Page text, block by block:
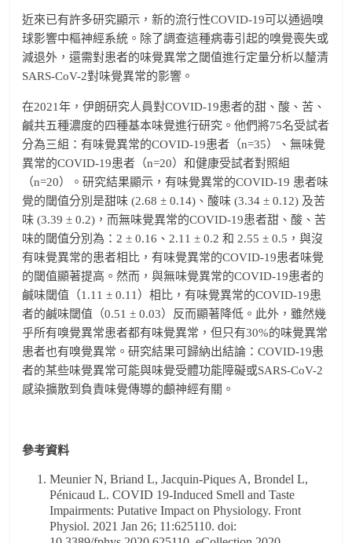
近來已有許多研究顯示，新的流行性COVID-19可以通過嗅
球影響中樞神經系統。除了調查這種病毒引起的嗅覺喪失或
減退外，還需對患者的味覺異常之閾值進行定量分析以釐清
SARS-CoV-2對味覺異常的影響。
在2021年，伊朗研究人員對COVID-19患者的甜、酸、苦、
鹹共五種濃度的四種基本味覺進行研究。他們將75名受試者
分為三組：有味覺異常的COVID-19患者（n=35）、無味覺
異常的COVID-19患者（n=20）和健康受試者對照組
（n=20）。研究結果顯示，有味覺異常的COVID-19 患者味
覺的閾值分別是甜味 (2.68 ± 0.14)、酸味 (3.34 ± 0.12) 及苦
味 (3.39 ± 0.2)，而無味覺異常的COVID-19患者甜、酸、苦
味的閾值分別為：2 ± 0.16、2.11 ± 0.2 和 2.55 ± 0.5，與沒
有味覺異常的患者相比，有味覺異常的COVID-19患者味覺
的閾值顯著提高。然而，與無味覺異常的COVID-19患者的
鹹味閾值（1.11 ± 0.11）相比，有味覺異常的COVID-19患
者的鹹味閾值（0.51 ± 0.03）反而顯著降低。此外，雖然幾
乎所有嗅覺異常患者都有味覺異常，但只有30%的味覺異常
患者也有嗅覺異常。研究結果可歸納出結論：COVID-19患
者的某些味覺異常可能與味覺受體功能障礙或SARS-CoV-2
感染擴散到負責味覺傳導的顱神經有關。
參考資料
Meunier N, Briand L, Jacquin-Piques A, Brondel L,
Pénicaud L. COVID 19-Induced Smell and Taste
Impairments: Putative Impact on Physiology. Front
Physiol. 2021 Jan 26; 11:625110. doi: